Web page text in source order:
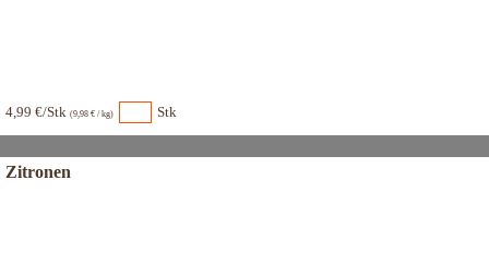
4,99 €/Stk (9,98 € / kg) Stk
Zitronen